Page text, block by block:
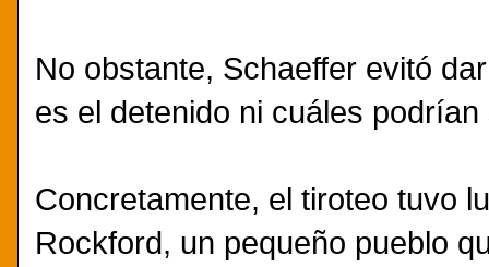
No obstante, Schaeffer evitó
es el detenido ni cuáles
Concretamente, el tiroteo tuvo
Rockford, un pequeño pueblo